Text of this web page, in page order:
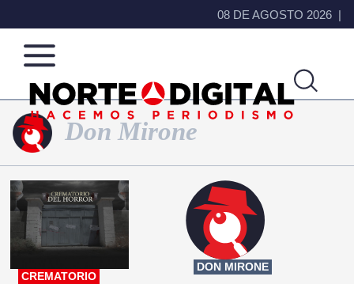
08 DE AGOSTO 2026
Norte
de
Ciudad
Juárez
Más
que
noticias,
hacemos periodismo
Don Mirone
CREMATORIO
DON MIRONE